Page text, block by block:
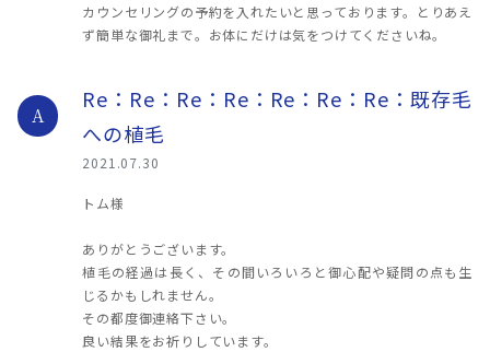
カウンセリングの予約を入れたいと思っております。とりあえ
ず簡単な御礼まで。お体にだけは気をつけてくださいね。
A
Re：Re：Re：Re：Re：Re：Re：既存毛
への植毛
2021.07.30
トム様
ありがとうございます。
植毛の経過は長く、その間いろいろと御心配や疑問の点も生
じるかもしれません。
その都度御連絡下さい。
良い結果をお祈りしています。